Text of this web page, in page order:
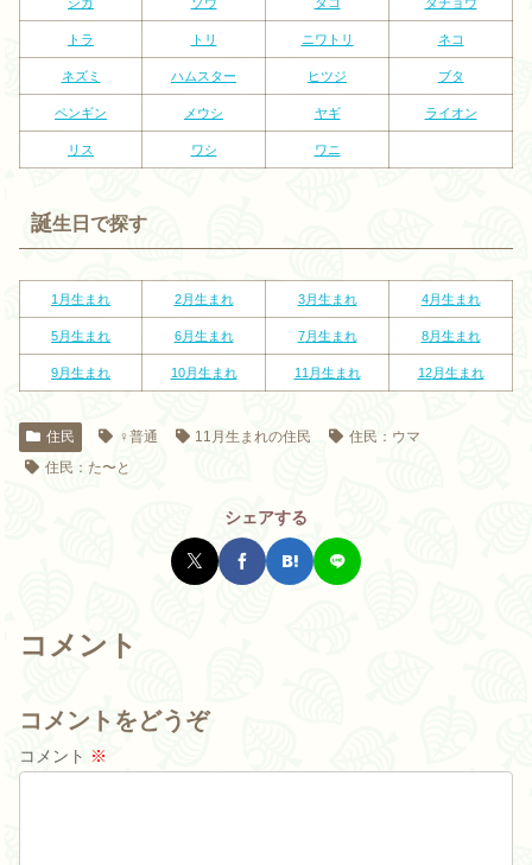
トラ トリ ニワトリ ネコ
ネズミ ハムスター ヒツジ ブタ
ペンギン メウシ ヤギ ライオン
リス ワシ ワニ
誕生日で探す
1月生まれ 2月生まれ 3月生まれ 4月生まれ
5月生まれ 6月生まれ 7月生まれ 8月生まれ
9月生まれ 10月生まれ 11 月生まれ 12月生まれ
住民 ♀普通 11月生まれの住民
住民：ウマ
住民：た〜と
シェアする
コメント
コメントをどうぞ
コメント ※